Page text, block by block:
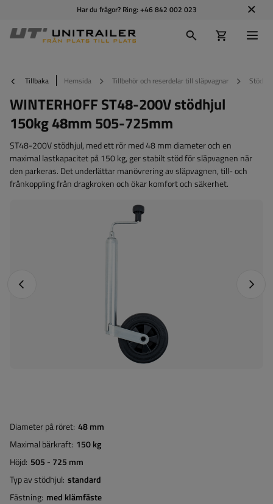
Har du frågor? Ring: +46 842 002 023
Tillbaka Hemsida Tillbehör och reserdelar till släpvagnar
WINTERHOFF ST48-200V stödhjul
150kg 48mm 505-725mm
ST48-200V stödhjul, med ett rör med 48 mm diameter och en
maximal lastkapacitet på 150 kg, ger stabilt stöd för släpvagnen när
den parkeras. Det underlättar manövrering av släpvagnen, till- och
frånkoppling från dragkroken och ökar komfort och säkerhet.
Föregående foto Nästa
Diameter på röret 48 mm
Maximal bärkraft 150 kg
Höjd 505 - 725 mm
Typ av stödhjul standard
Fästning med klämfäste